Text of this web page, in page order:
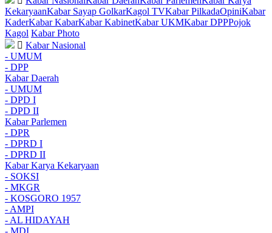
KekaryaanKabar Sayap GolkarKagol TVKabar PilkadaOpiniKabar
KaderKabar KabarKabar KabinetKabar UKMKabar DPPPojok
Kagol Kabar Photo
Kabar Nasional
- UMUM
- DPP
Kabar Daerah
- UMUM
- DPD I
- DPD II
Kabar Parlemen
- DPR
- DPRD I
- DPRD II
Kabar Karya Kekaryaan
- SOKSI
- MKGR
- KOSGORO 1957
- AMPI
- AL HIDAYAH
- MDI